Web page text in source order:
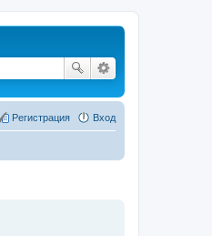
Вход
Регистрация